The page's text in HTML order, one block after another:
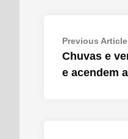
de
Post
Previous Article
Chuvas e
e acendem